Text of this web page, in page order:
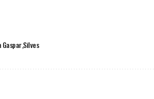
Silves